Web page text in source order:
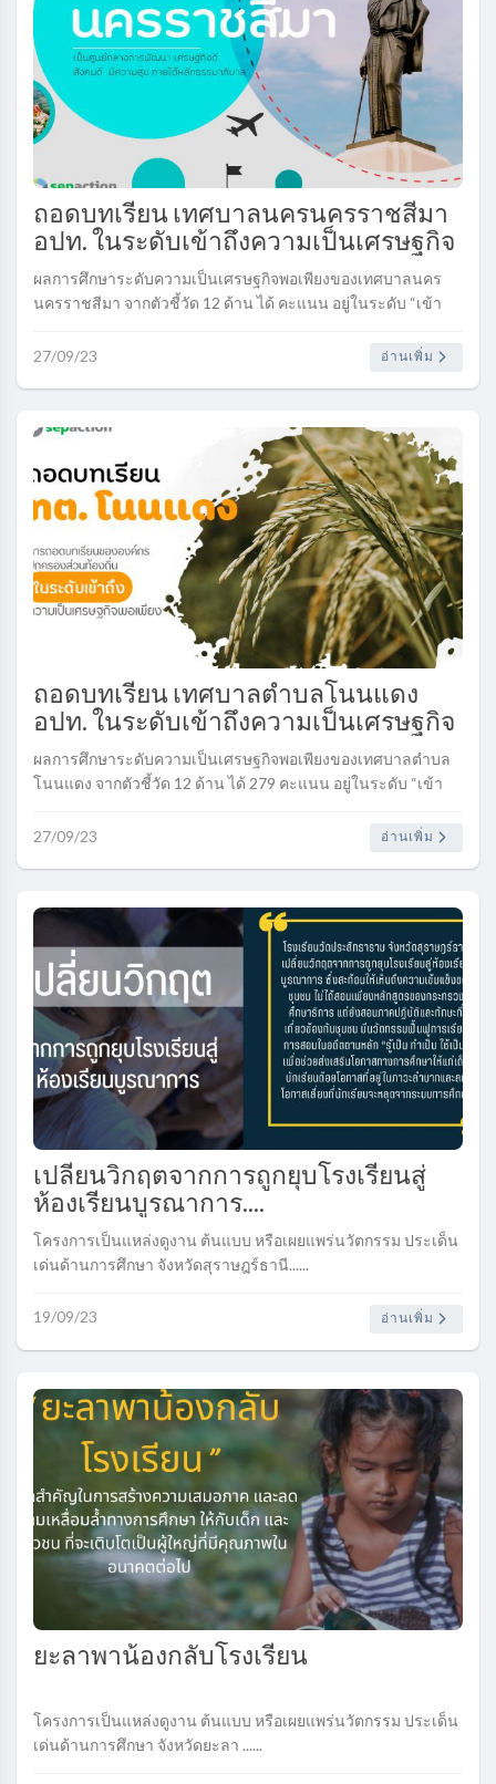
ถอดบทเรียน เทศบาลนครนครราชสีมา
อปท. ในระดับเข้าถึงความเป็นเศรษฐกิจ
พอเพียง..
ผลการศึกษาระดับความเป็นเศรษฐกิจพอเพียงของเทศบาลนคร
นครราชสีมา จากตัวชี้วัด 12 ด้าน ได้ คะแนน อยู่ในระดับ “เข้า
ของตัวชี้วัดในแต่ละด้าน..
27/09/23 อ่านเพิ่ม
ถอดบทเรียน เทศบาลตำบลโนนแดง
อปท. ในระดับเข้าถึงความเป็นเศรษฐกิจ
พอเพียง..
ผลการศึกษาระดับความเป็นเศรษฐกิจพอเพียงของเทศบาลตำบล
โนนแดง จากตัวชี้วัด 12 ด้าน ได้ 279 คะแนน อยู่ในระดับ “เข้า
ของตัวชี้วัดในแต่ละด้า..
27/09/23 อ่านเพิ่ม
เปลี่ยนวิกฤตจากการถูกยุบโรงเรียนสู่
ห้องเรียนบูรณาการ....
โครงการเป็นแหล่งดูงาน ต้นแบบ หรือเผยแพร่นวัตกรรม ประเด็น
เด่นด้านการศึกษา จังหวัดสุราษฎร์ธานี......
19/09/23 อ่านเพิ่ม
ยะลาพาน้องกลับโรงเรียน
โครงการเป็นแหล่งดูงาน ต้นแบบ หรือเผยแพร่นวัตกรรม ประเด็น
เด่นด้านการศึกษา จังหวัดยะลา ......